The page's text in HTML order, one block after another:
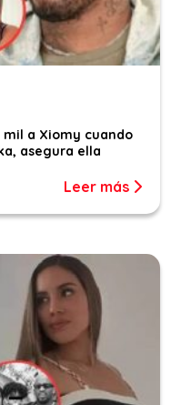
a Xiomy cuando
asegura ella
Leer más